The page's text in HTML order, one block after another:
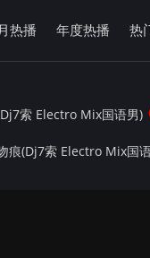
热播 年度热播 热
索 Electro Mix国语男)
痕(Dj7索 Electro Mix国